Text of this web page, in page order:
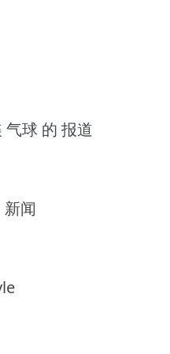
气球 的 报道
闻